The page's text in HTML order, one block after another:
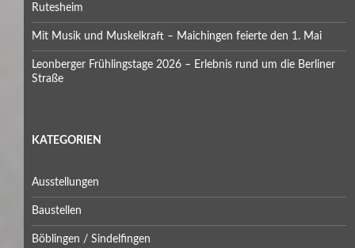
Rutesheim
Mit Musik und Muskelkraft – Maichingen feierte den 1. Mai
Leonberger Frühlingstage 2026 – Erlebnis rund um die Berliner
Straße
KATEGORIEN
Ausstellungen
Baustellen
Böblingen / Sindelfingen